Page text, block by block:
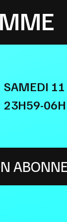
SAMEDI 11
23H59-06H
EN